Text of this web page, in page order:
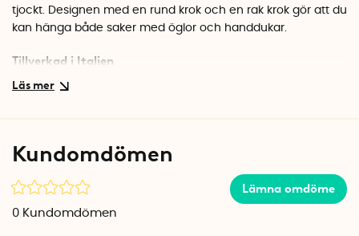
tjockt. Designen med en rund krok och en rak krok gör att du
kan hänga både saker med öglor och handdukar.
Tillverkad i Italien
Origin Lava-serien är tillverkad i Italien i solid metall med
Specifikationer
Mått: 5 x 6 x 14 cm
Färg: Matt svart
Kundomdömen
Lämna omdöme
0 Kundomdömen